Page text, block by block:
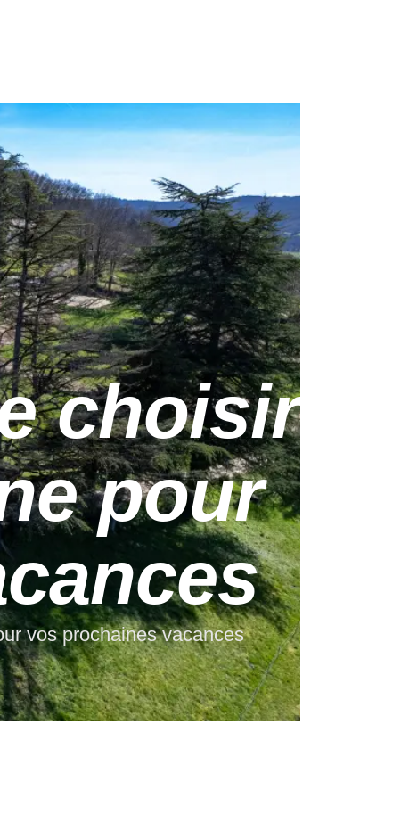
choisir
pour
vos prochaines vacances